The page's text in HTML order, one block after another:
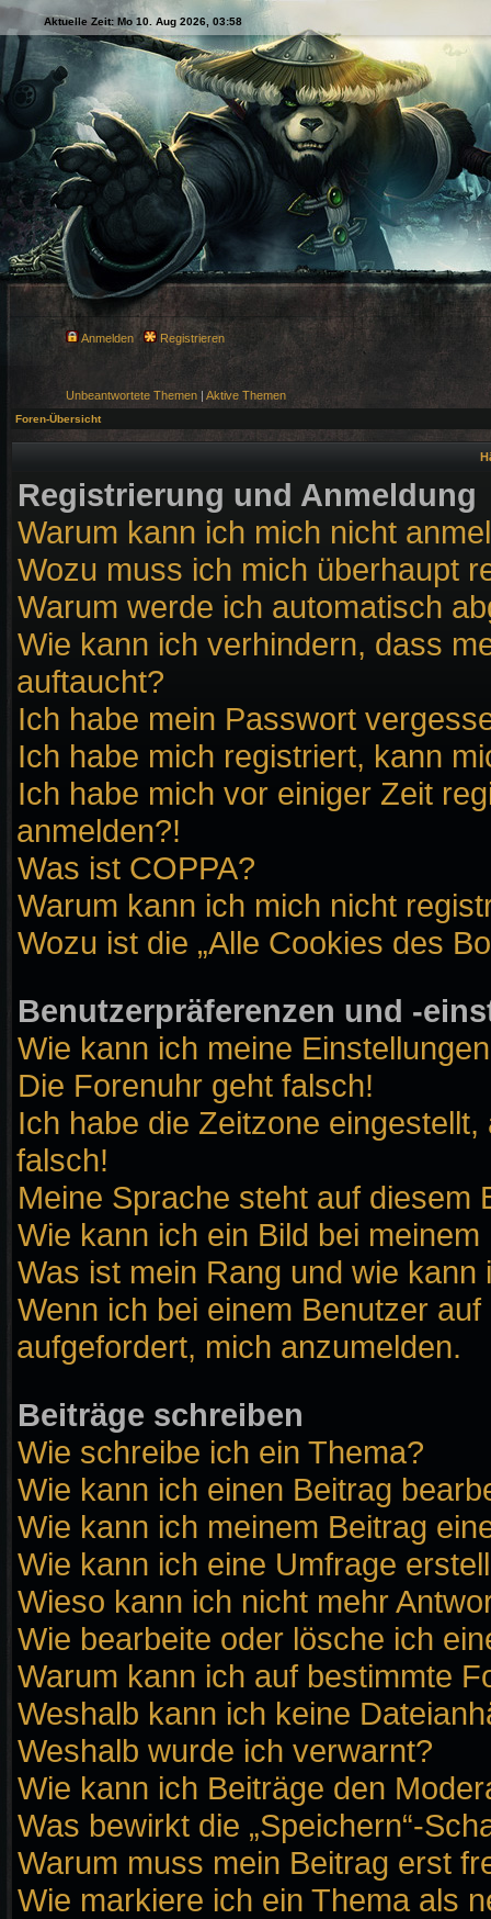
Aktuelle Zeit: Mo 10. Aug 2026, 03:58
Anmelden Registrieren
Unbeantwortete Themen | Aktive Themen
Foren-Übersicht
Registrierung und Anmeldung
Warum kann ich mich nicht
Wozu muss ich mich überhaupt
Warum werde ich automatisch
Wie kann ich verhindern, dass
auftaucht?
Ich habe mein Passwort
Ich habe mich registriert, kann
Ich habe mich vor einiger Zeit
anmelden?!
Was ist COPPA?
Warum kann ich mich nicht
Wozu ist die „Alle Cookies des
Benutzerpräferenzen und -
Wie kann ich meine
Die Forenuhr geht falsch!
Ich habe die Zeitzone
falsch!
Meine Sprache steht auf diesem
Wie kann ich ein Bild bei
Was ist mein Rang und wie kann
Wenn ich bei einem Benutzer
aufgefordert, mich anzumelden.
Beiträge schreiben
Wie schreibe ich ein Thema?
Wie kann ich einen Beitrag
Wie kann ich meinem Beitrag
Wie kann ich eine Umfrage
Wieso kann ich nicht mehr
Wie bearbeite oder lösche ich
Warum kann ich auf bestimmte
Weshalb kann ich keine
Weshalb wurde ich verwarnt?
Wie kann ich Beiträge den
Was bewirkt die „Speichern“-
Warum muss mein Beitrag erst
Wie markiere ich ein Thema als